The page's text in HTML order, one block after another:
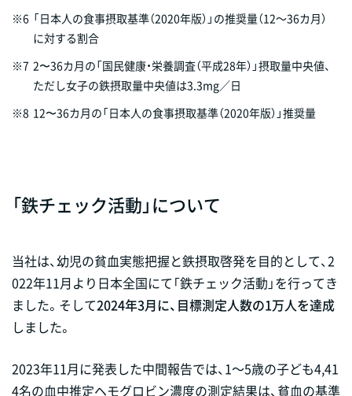
※6 「日本人の食事摂取基準（2020年版）」の推奨量（12～36カ月）
に対する割合
※7 2〜36カ月の「国民健康・栄養調査（平成28年）」摂取量中央値、
ただし女子の鉄摂取量中央値は3.3mg／日
※8 12〜36カ月の「日本人の食事摂取基準（2020年版）」推奨量
「鉄チェック活動」について
当社は、幼児の貧血実態把握と鉄摂取啓発を目的として、2
022年11月より日本全国にて「鉄チェック活動」を行ってき
ました。そして2024年3月に、目標測定人数の1万人を達成
しました。
2023年11月に発表した中間報告では、1～5歳の子ども4,41
4名の血中推定ヘモグロビン濃度の測定結果は、貧血の基準